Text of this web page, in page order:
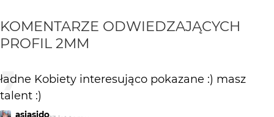
KOMENTARZE ODWIEDZAJĄCYCH
PROFIL 2MM
ładne Kobiety interesująco pokazane :) masz
talent :)
asiasido